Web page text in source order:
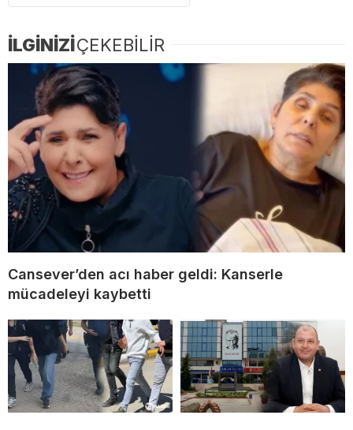
İLGİNİZİÇEKEBİLİR
Cansever’den acı haber geldi: Kanserle
mücadeleyi kaybetti